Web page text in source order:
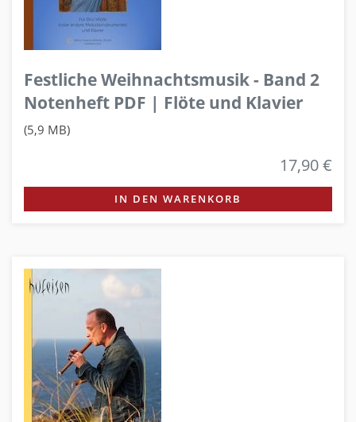
Festliche Weihnachtsmusik - Band 2
Notenheft PDF | Flöte und Klavier
(5,9 MB)
17,90 €
IN DEN WARENKORB